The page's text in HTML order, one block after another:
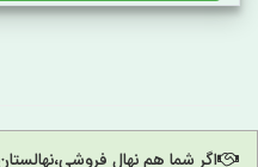
اگر شما هم نهال